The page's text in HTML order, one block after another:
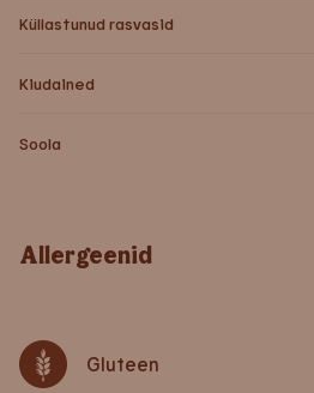
Küllastunud rasvasid
Kiudained
Soola
Allergeenid
Gluteen